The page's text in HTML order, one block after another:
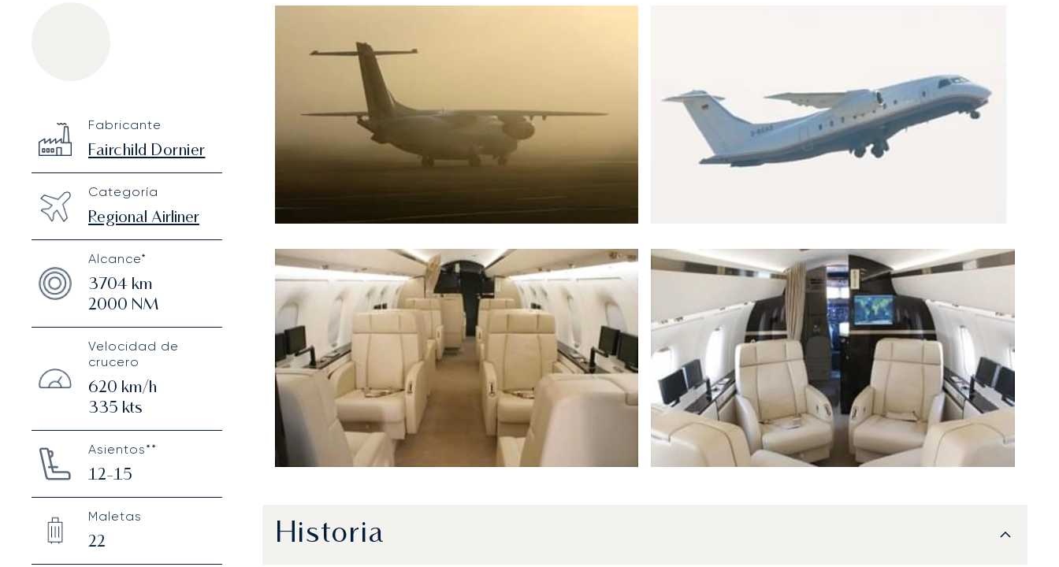
Technical specifications
Fabricante
Fairchild Dornier
Categoría
Regional Airliner
Alcance*
3704 km
2000 NM
Velocidad de
crucero
620 km/h
335 kts
Asientos**
12-15
Maletas
22 Historia